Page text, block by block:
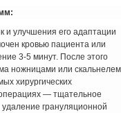
и улучшения его адаптации
кровью пациента или
3-5 минут. После этого
ножницами или скальнелем
хирургических
— тщательное
грануляционной